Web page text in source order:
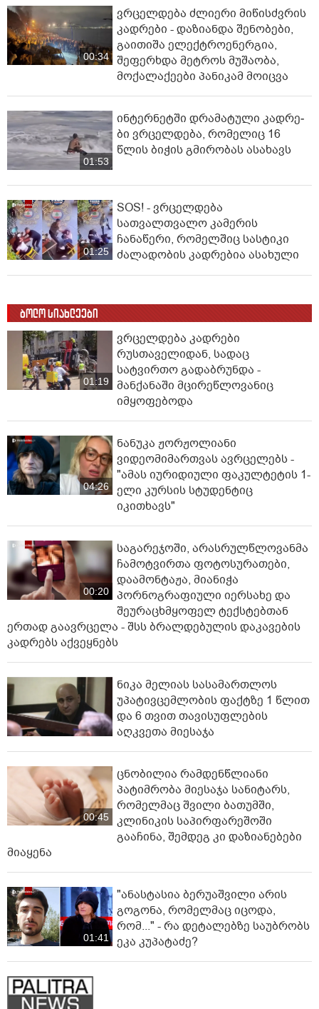
00:34
ვრცელდება ძლიერი მიწისძვრის
კადრები - დაზიანდა შენობები,
გაითიშა ელექტროენერგია,
შეფერხდა მეტროს მუშაობა,
მოქალაქეები პანიკამ მოიცვა
01:53
ინ­ტერ­ნეტ­ში დრა­მა­ტუ­ლი კად­რე­
ბი ვრცელდება, რომელიც 16
წლის ბიჭის გმირობას ასახავს
01:25
SOS! - ვრცელდება
სათვალთვალო კამერის
ჩანაწერი, რომელშიც სასტიკი
ძალადობის კადრებია ასახული
ბოლო სიახლეები
01:19
ვრცელდება კადრები
რუსთაველიდან, სადაც
სატვირთო გადაბრუნდა -
მანქანაში მცირეწლოვანიც
იმყოფებოდა
04:26
ნანუკა ჟორჟოლიანი
ვიდეომიმართვას ავრცელებს -
"ამას იურიდიული ფაკულტეტის 1-
ელი კურსის სტუდენტიც
იკითხავს"
00:20
საგარეჯოში, არასრულწლოვანმა
ჩამოტვირთა ფოტოსურათები,
დაამონტაჟა, მიანიჭა
პორნოგრაფიული იერსახე და
შეურაცხმყოფელ ტექსტებთან
ერთად გაავრცელა - შსს ბრალდებულის დაკავების
კადრებს აქვეყნებს
ნიკა მელიას სასამართლოს
უპატივცემლობის ფაქტზე 1 წლით
და 6 თვით თავისუფლების
აღკვეთა მიესაჯა
00:45
ცნობილია რამდენწლიანი
პატიმრობა მიესაჯა სანიტარს,
რომელმაც შვილი ბათუმში,
კლინიკის საპირფარეშოში
გააჩინა, შემდეგ კი დაზიანებები
მიაყენა
01:41
"ანასტასია ბერუაშვილი არის
გოგონა, რომელმაც იცოდა,
რომ..." - რა დეტალებზე საუბრობს
ეკა კუპატაძე?